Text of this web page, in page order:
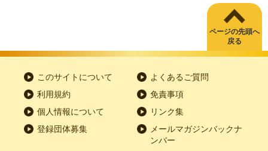
ページの先頭へ
戻る
このサイトについて
よくあるご質問
利用規約
免責事項
個人情報について
リンク集
登録団体募集
メールマガジンバックナ
ンバー